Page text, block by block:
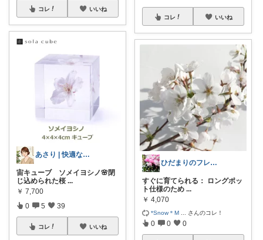
コレ いいね
あさり | 快適な暮らし
宙キューブ ソメイヨシノ🌸閉
じ込められた桜 ...
￥ 7,700
0 5 39
コレ いいね
コレ いいね
ひだまりのフレンチ🩷ガーデン
すぐに育てられる： ロングポッ
ト仕様のため ...
￥ 4,070
*Snow＊M さんのコレ！
0 0 0